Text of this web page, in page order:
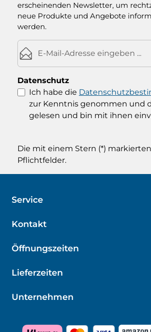
erscheinenden Newsletter, um
neue Produkte und Angebote
werden.
E-Mail-Adresse*
Datenschutz
Ich habe die
zur Kenntnis genommen und
gelesen und bin mit ihnen
Die mit einem Stern (*)
Pflichtfelder.
Kontakt
Öffnungszeiten
Service
Unternehmen
Lieferzeiten